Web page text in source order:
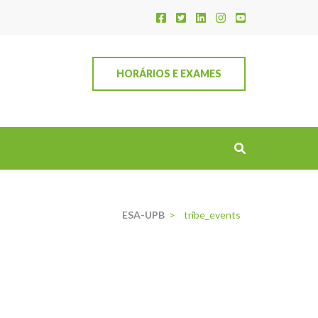
HORÁRIOS E EXAMES
ESA-UPB > tribe_events